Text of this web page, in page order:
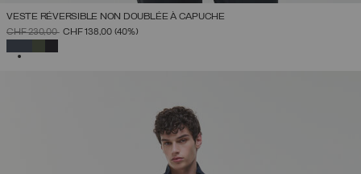
VESTE RÉVERSIBLE NON DOUBLÉE À CAPUCHE
PRIX RÉDUIT DE
CHF 230,00ÀCHF 138,00 (40%)